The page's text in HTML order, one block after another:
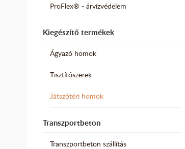
ProFlex® - árvízvédelem
Kiegészítő termékek
Ágyazó homok
Tisztítószerek
Játszótéri homok
Transzportbeton
Transzportbeton szállítás